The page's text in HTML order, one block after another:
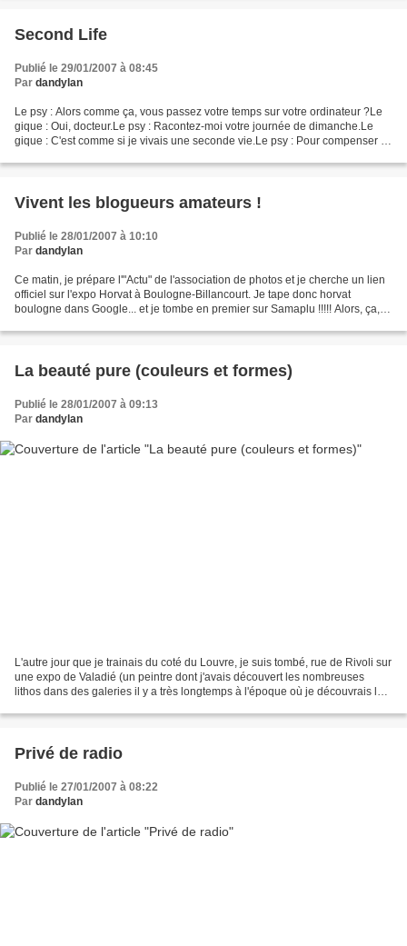
Second Life
Publié le 29/01/2007 à 08:45
Par dandylan
Le psy : Alors comme ça, vous passez votre temps sur votre ordinateur ?Le
gique : Oui, docteur.Le psy : Racontez-moi votre journée de dimanche.Le
gique : C'est comme si je vivais une seconde vie.Le psy : Pour compenser la
Vivent les blogueurs amateurs !
Publié le 28/01/2007 à 10:10
Par dandylan
Ce matin, je prépare l'"Actu" de l'association de photos et je cherche un lien
officiel sur l'expo Horvat à Boulogne-Billancourt. Je tape donc horvat
boulogne dans Google... et je tombe en premier sur Samaplu !!!!! Alors, ça,
La beauté pure (couleurs et formes)
Publié le 28/01/2007 à 09:13
Par dandylan
L'autre jour que je trainais du coté du Louvre, je suis tombé, rue de Rivoli sur
une expo de Valadié (un peintre dont j'avais découvert les nombreuses
lithos dans des galeries il y a très longtemps à l'époque où je découvrais la
Privé de radio
Publié le 27/01/2007 à 08:22
Par dandylan